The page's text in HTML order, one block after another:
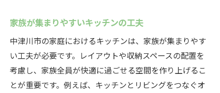
家族が集まりやすいキッチンの工夫
中津川市の家庭におけるキッチンは、家族が集まりやす
い工夫が必要です。レイアウトや収納スペースの配置を
考慮し、家族全員が快適に過ごせる空間を作り上げるこ
とが重要です。例えば、キッチンとリビングをつなぐオ